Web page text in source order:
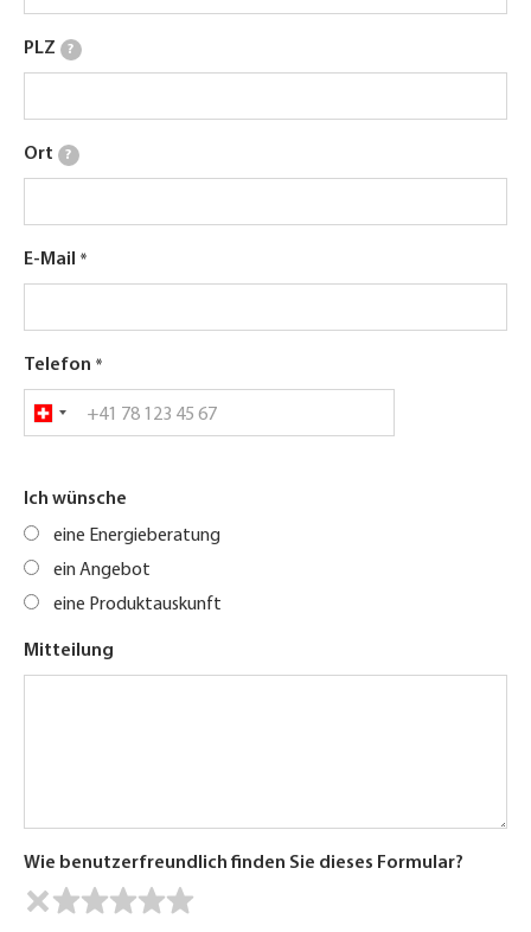
PLZ ?
Ort ?
E-Mail
Telefon
Ich wünsche
eine Energieberatung
ein Angebot
eine Produktauskunft
Mitteilung
Wie benutzerfreundlich finden Sie dieses Formular?